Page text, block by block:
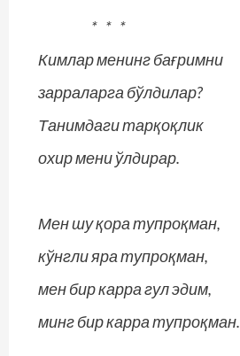
* * *
Кимлар менинг бағримни
зарраларга бўлдилар?
Танимдаги тарқоқлик
охир мени ўлдирар.
Мен шу қора тупроқман,
кўнгли яра тупроқман,
мен бир карра гул эдим,
минг бир карра тупроқман.